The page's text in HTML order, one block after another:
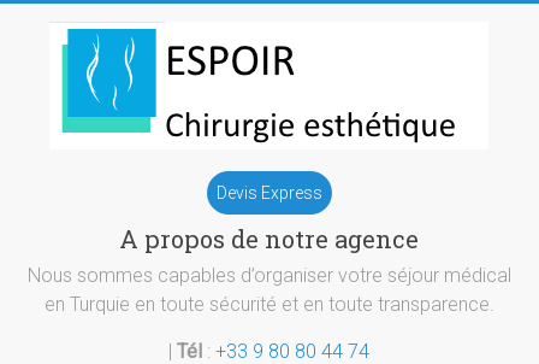
esthetique
Turquie
Devis Express
A propos de notre agence
Nous sommes capables d’organiser votre séjour médical
en Turquie en toute sécurité et en toute transparence.
|Tél :+33 9 80 80 44 74